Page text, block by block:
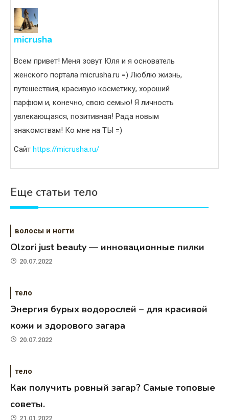
micrusha
Всем привет! Меня зовут Юля и я основатель
женского портала micrusha.ru =) Люблю жизнь,
путешествия, красивую косметику, хороший
парфюм и, конечно, свою семью! Я личность
увлекающаяся, позитивная! Рада новым
знакомствам! Ко мне на ТЫ =)
Сайт https://micrusha.ru/
Еще статьи тело
волосы и ногти
Olzori just beauty — инновационные пилки
20.07.2022
тело
Энергия бурых водорослей – для красивой
кожи и здорового загара
20.07.2022
тело
Как получить ровный загар? Самые топовые
советы.
21.01.2022